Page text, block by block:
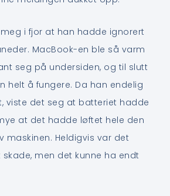
i fjor at han hadde ignorert
MacBook-en ble så varm
seg på undersiden, og til slutt
helt å fungere. Da han endelig
viste det seg at batteriet hadde
at det hadde løftet hele den
maskinen. Heldigvis var det
men det kunne ha endt